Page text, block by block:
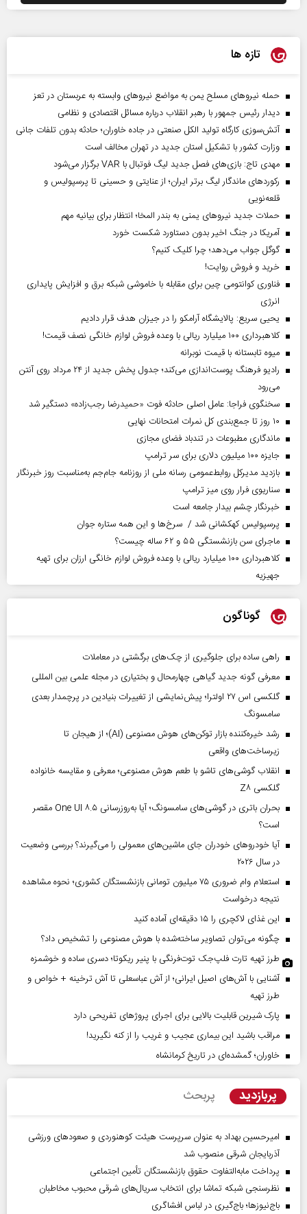
تازه ها
حمله نیروهای مسلح یمن به مواضع نیروهای وابسته به عربستان در تعز
دیدار رئیس‌ جمهور با رهبر انقلاب درباره مسائل اقتصادی و نظامی
آتش‌سوزی کارگاه تولید الکل صنعتی در جاده خاوران؛ حادثه بدون تلفات جانی
وزارت کشور با تشکیل استان جدید در تهران مخالف است
مهدی تاج: بازی‌های فصل جدید لیگ فوتبال با VAR برگزار می‌شود
رکورد‌های ماندگار لیگ برتر ایران؛ از عنایتی و حسینی تا پرسپولیس و
قلعه‌نویی
حملات جدید نیروهای یمنی به بندر المخا؛ انتظار برای بیانیه مهم
آمریکا در جنگ اخیر بدون دستاورد شکست خورد
گوگل جواب می‌دهد؛ چرا کلیک کنیم؟
خرید و فروش روایت!
فناوری کوانتومی چین برای مقابله با خاموشی شبکه برق و افزایش پایداری
انرژی
یحیی سریع: پالایشگاه آرامکو را در جیزان هدف قرار دادیم
کلاهبرداری ۱۰۰ میلیارد ریالی با وعده فروش لوازم خانگی نصف قیمت!
میوه تابستانه با قیمت نوبرانه
رادیو فرهنگ پوست‌اندازی می‌کند؛ جدول پخش جدید از ۲۴ مرداد روی آنتن
می‌رود
سخنگوی فراجا: عامل اصلی حادثه فوت «حمیدرضا رجب‌زاده» دستگیر شد
۱۰ روز تا جمع‌بندی کل نمرات امتحانات نهایی
ماندگاری مطبوعات در تندباد فضای مجازی
جایزه ۱۰۰ میلیون دلاری برای سر ترامپ
بازدید مدیرکل روابط‌عمومی رسانه ملی از روزنامه جام‌جم به‌مناسبت روز خبرنگار
سناریوی فرار روی میز ترامپ
خبرنگار چشم بیدار جامعه است
پرسپولیس کهکشانی شد / سرخ‌ها و این همه ستاره جوان
ماجرای سن بازنشستگی ۵۵ و ۶۲ ساله چیست؟
کلاهبرداری ۱۰۰ میلیارد ریالی با وعده فروش لوازم خانگی ارزان برای تهیه
جهیزیه
گوناگون
راهی ساده برای جلوگیری از چک‌های برگشتی در معاملات
معرفی گونه جدید گیاهی چهارمحال و بختیاری در مجله علمی بین المللی
گلکسی اس ۲۷ اولترا؛ پیش‌نمایشی از تغییرات بنیادین در پرچمدار بعدی
سامسونگ
رشد خیره‌کننده بازار توکن‌های هوش مصنوعی (AI)؛ از هیجان تا
زیرساخت‌های واقعی
انقلاب گوشی‌های تاشو‌ با طعم هوش مصنوعی؛ معرفی و مقایسه خانواده
گلکسی Z۸
بحران باتری در گوشی‌های سامسونگ؛ آیا به‌روزرسانی One UI ۸.۵ مقصر
است؟
آیا خودروهای خودران جای ماشین‌های معمولی را می‌گیرند؟ بررسی وضعیت
در سال ۲۰۲۶
استعلام وام ضروری ۷۵ میلیون تومانی بازنشستگان کشوری؛ نحوه مشاهده
نتیجه درخواست
این غذای لاکچری را ۱۵ دقیقه‌ای آماده کنید
چگونه می‌توان تصاویر ساخته‌شده با هوش مصنوعی را تشخیص داد؟
طرز تهیه تارت فلپ‌جک توت‌فرنگی با پنیر ریکوتا؛ دسری ساده و خوشمزه
آشنایی با آش‌های اصیل ایرانی؛ از آش عباسعلی تا آش ترخینه + خواص و
طرز تهیه
پارک شیرین قابلیت‌ بالایی برای اجرای پروژهای تفریحی دارد
مراقب باشید این بیماری عجیب و غریب را از کنه نگیرید!
خاوران؛ گمشده‌ای در تاریخ کرمانشاه
پربازدید پربحث
امیرحسین بهداد به عنوان سرپرست هیئت کوهنوردی و صعودهای ورزشی
آذربایجان شرقی منصوب شد
پرداخت مابه‌التفاوت حقوق بازنشستگان تأمین اجتماعی
نظرسنجی شبکه تماشا برای انتخاب سریال‌های شرقی محبوب مخاطبان
باج‌نیوزها؛ باج‌گیری در لباس افشاگری